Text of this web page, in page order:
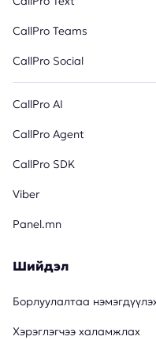
CallPro Teams
CallPro Social
CallPro AI
CallPro Agent
CallPro SDK
Viber
Panel.mn
Шийдэл
Борлуулалтаа
Хэрэглэгчээ халамжлах